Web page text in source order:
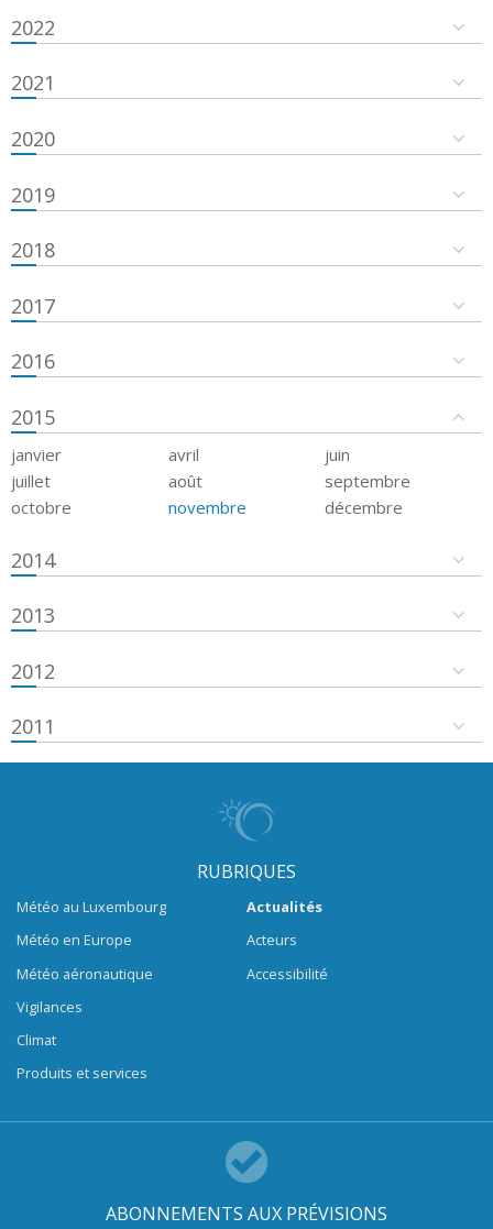
2022
2021
2020
2019
2018
2017
2016
2015
janvier avril
juin
juillet
août
septembre
octobre
novembre décembre
2014
2013
2012
2011
RUBRIQUES
Météo au Luxembourg
Météo en Europe
Météo aéronautique
Vigilances
Climat
Produits et services
Actualités
Acteurs
Accessibilité
ABONNEMENTS AUX PRÉVISIONS